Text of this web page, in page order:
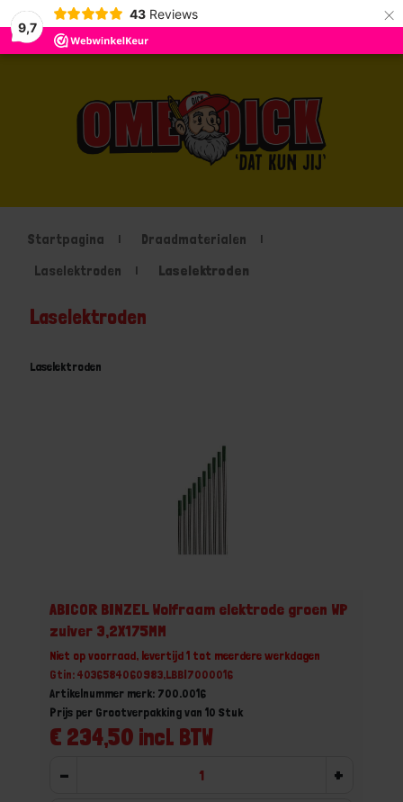
9,7
43 Reviews ×
Startpagina
Draadmaterialen
Laselektroden
Laselektroden
Laselektroden
Laselektroden
ABICOR BINZEL Wolfraam elektrode groen WP
zuiver 3,2X175MM
Niet op voorraad, levertijd 1 tot meerdere werkdagen
Gtin: 4036584060983,LBBI7000016
Artikelnummer merk: 700.0016
€ 234,50 incl. BTW
Prijs per Grootverpakking van 10 Stuk
- +